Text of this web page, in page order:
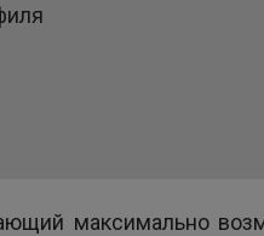
максимально